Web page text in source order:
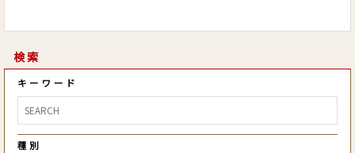
検索
キーワード
種別